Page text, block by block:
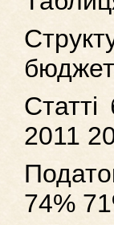
2011
74%